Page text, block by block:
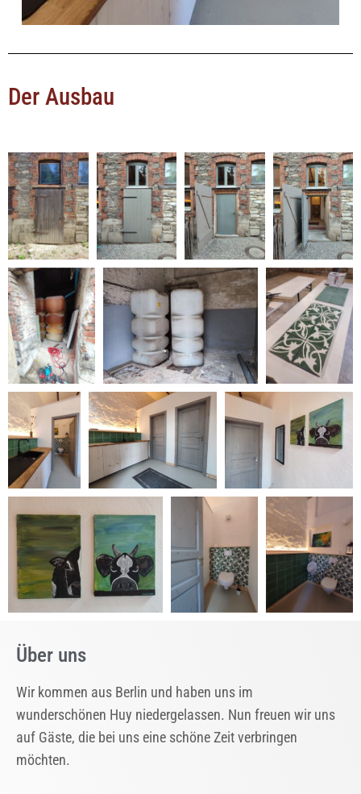
Der Ausbau
Über uns
Wir kommen aus Berlin und haben uns im
wunderschönen Huy niedergelassen. Nun freuen wir uns
auf Gäste, die bei uns eine schöne Zeit verbringen
möchten.